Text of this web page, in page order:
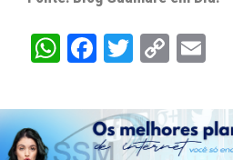
W
ts
A
Fa
bo
ok
T
tt
er
C
y
Li
ail